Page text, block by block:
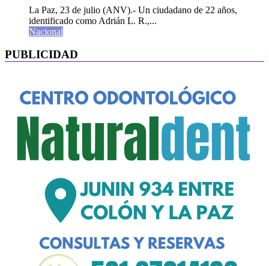
La Paz, 23 de julio (ANV).- Un ciudadano de 22 años,
identificado como Adrián L. R.,...
Nacional
PUBLICIDAD